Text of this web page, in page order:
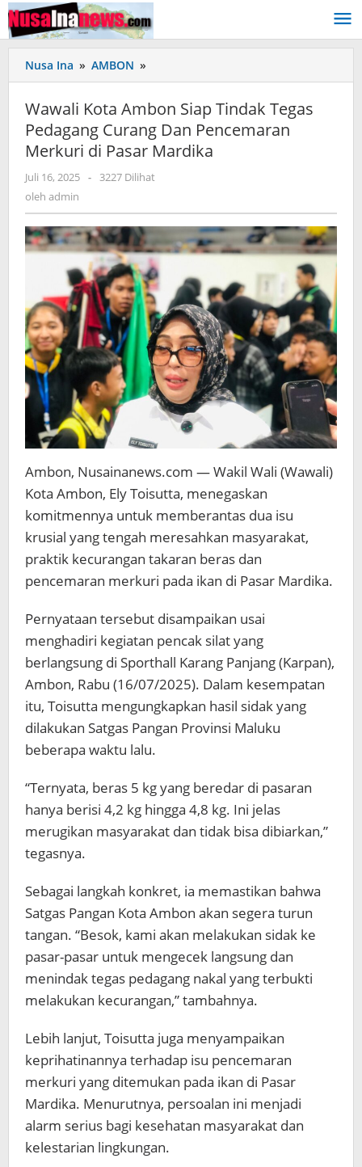
Lewati
ke
konten
Nusa Ina » AMBON »
Kota
Ambon
Siap
Tindak
Tegas
Curang
Pencemaran
Merkuri
di
Pasar
Mardika
Wawali Kota Ambon Siap Tindak Tegas
Pedagang Curang Dan Pencemaran
Merkuri di Pasar Mardika
Juli 16, 2025 oleh
- 3227 Dilihat
oleh admin
Ambon, Nusainanews.com — Wakil Wali (Wawali)
Kota Ambon, Ely Toisutta, menegaskan
komitmennya untuk memberantas dua isu
krusial yang tengah meresahkan masyarakat,
praktik kecurangan takaran beras dan
pencemaran merkuri pada ikan di Pasar Mardika.
Pernyataan tersebut disampaikan usai
menghadiri kegiatan pencak silat yang
berlangsung di Sporthall Karang Panjang (Karpan),
Ambon, Rabu (16/07/2025). Dalam kesempatan
itu, Toisutta mengungkapkan hasil sidak yang
dilakukan Satgas Pangan Provinsi Maluku
beberapa waktu lalu.
“Ternyata, beras 5 kg yang beredar di pasaran
hanya berisi 4,2 kg hingga 4,8 kg. Ini jelas
merugikan masyarakat dan tidak bisa dibiarkan,”
tegasnya.
Sebagai langkah konkret, ia memastikan bahwa
Satgas Pangan Kota Ambon akan segera turun
tangan. “Besok, kami akan melakukan sidak ke
pasar-pasar untuk mengecek langsung dan
menindak tegas pedagang nakal yang terbukti
melakukan kecurangan,” tambahnya.
Lebih lanjut, Toisutta juga menyampaikan
keprihatinannya terhadap isu pencemaran
merkuri yang ditemukan pada ikan di Pasar
Mardika. Menurutnya, persoalan ini menjadi
alarm serius bagi kesehatan masyarakat dan
kelestarian lingkungan.